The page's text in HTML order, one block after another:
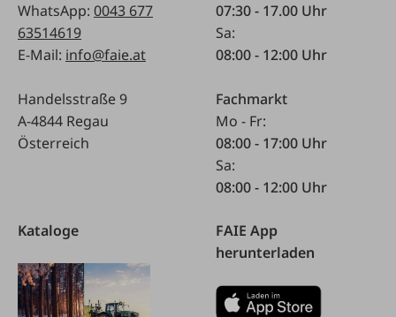
WhatsApp: 0043 677
63514619
E-Mail: info@faie.at
Handelsstraße 9
A-4844 Regau
Österreich
07:30 - 17.00 Uhr
Sa:
08:00 - 12:00 Uhr
Fachmarkt
Mo - Fr:
08:00 - 17:00 Uhr
Sa:
08:00 - 12:00 Uhr
Kataloge
FAIE App
herunterladen